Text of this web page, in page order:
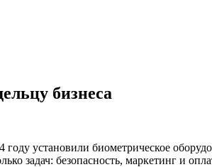
бизнеса
установили биометрическое
задач: безопасность, маркетинг и